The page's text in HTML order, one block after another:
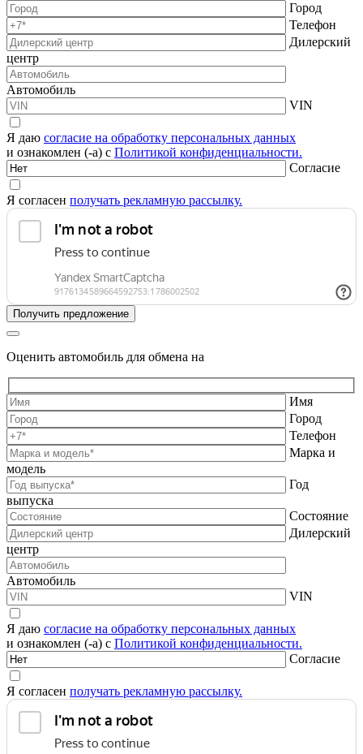
Город
Телефон
Дилерский
центр
Автомобиль
VIN
Я даю согласие на обработку персональных данных
и ознакомлен (-а) с Политикой конфиденциальности.
Согласие
Я согласен получать рекламную рассылку.
Оценить автомобиль для обмена на
Имя
Город
Телефон
Марка и
модель
Год
выпуска
Состояние
Дилерский
центр
Автомобиль
VIN
Я даю согласие на обработку персональных данных
и ознакомлен (-а) с Политикой конфиденциальности.
Согласие
Я согласен получать рекламную рассылку.